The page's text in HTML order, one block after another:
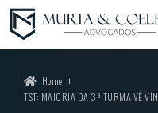
Home
TST: MAIORIA DA 3ª TURMA VÊ